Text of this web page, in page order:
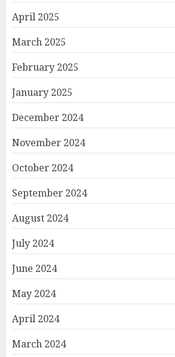
April 2025
March 2025
February 2025
January 2025
December 2024
November 2024
October 2024
September 2024
August 2024
July 2024
June 2024
May 2024
April 2024
March 2024